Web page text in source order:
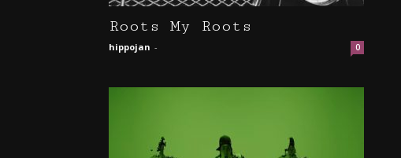
Roots My Roots
hippojan - 0